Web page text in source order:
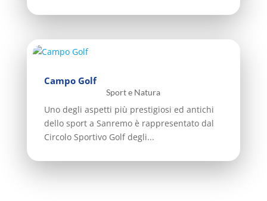
Campo Golf
Sport e Natura
Uno degli aspetti più prestigiosi ed antichi
dello sport a Sanremo è rappresentato dal
Circolo Sportivo Golf degli...